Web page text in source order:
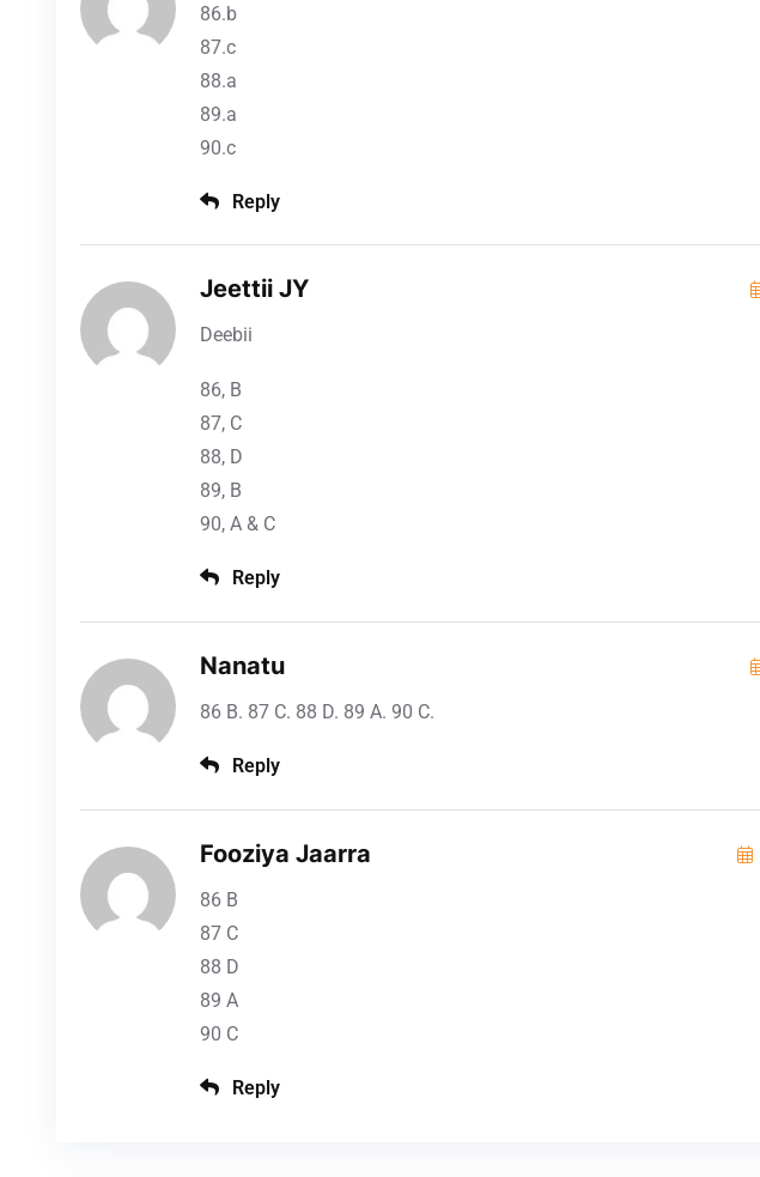
86.b
87.c
88.a
89.a
90.c
Reply
Jeettii JY
Deebii
86, B
87, C
88, D
89, B
90, A & C
Reply
Nanatu
86 B. 87 C. 88 D. 89 A. 90 C.
Reply
Fooziya Jaarra
86 B
87 C
88 D
89 A
90 C
Reply